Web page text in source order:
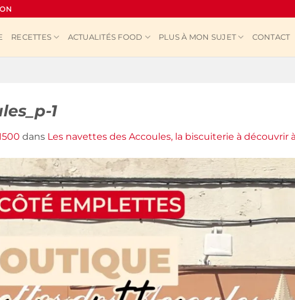
RECETTES ACTUALITÉS FOOD PLUS À MON SUJET CONTACT
1
dans Les navettes des Accoules, la biscuiterie à découvrir